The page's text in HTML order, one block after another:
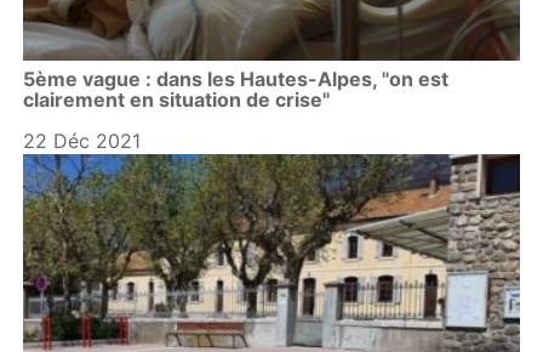
5ème vague : dans les Hautes-Alpes, "on est
clairement en situation de crise"
22 Déc 2021